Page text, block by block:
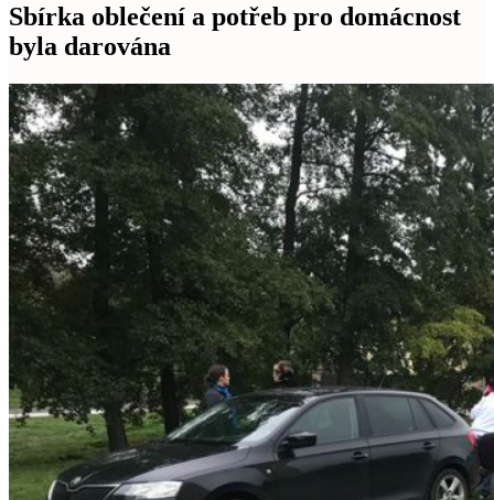
Sbírka oblečení a potřeb pro domácnost
byla darována